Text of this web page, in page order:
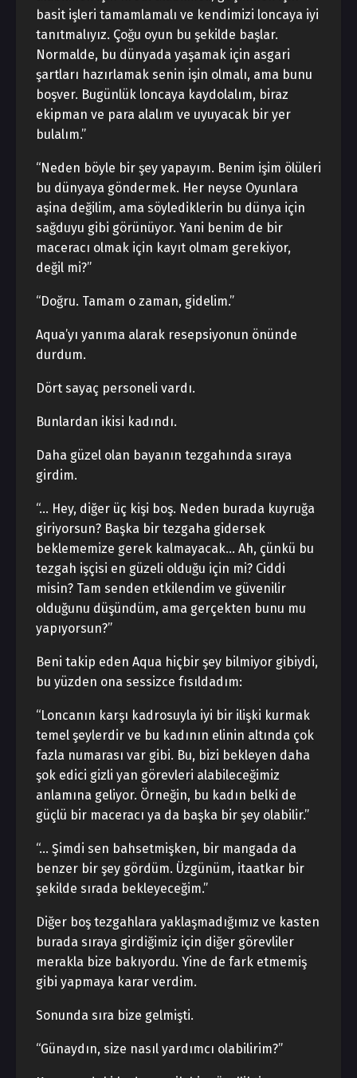
basit işleri tamamlamalı ve kendimizi loncaya iyi
tanıtmalıyız. Çoğu oyun bu şekilde başlar.
Normalde, bu dünyada yaşamak için asgari
şartları hazırlamak senin işin olmalı, ama bunu
boşver. Bugünlük loncaya kaydolalım, biraz
ekipman ve para alalım ve uyuyacak bir yer
bulalım.”
“Neden böyle bir şey yapayım. Benim işim ölüleri
bu dünyaya göndermek. Her neyse Oyunlara
aşina değilim, ama söylediklerin bu dünya için
sağduyu gibi görünüyor. Yani benim de bir
maceracı olmak için kayıt olmam gerekiyor,
değil mi?”
“Doğru. Tamam o zaman, gidelim.”
Aqua’yı yanıma alarak resepsiyonun önünde
durdum.
Dört sayaç personeli vardı.
Bunlardan ikisi kadındı.
Daha güzel olan bayanın tezgahında sıraya
girdim.
“… Hey, diğer üç kişi boş. Neden burada kuyruğa
giriyorsun? Başka bir tezgaha gidersek
beklememize gerek kalmayacak… Ah, çünkü bu
tezgah işçisi en güzeli olduğu için mi? Ciddi
misin? Tam senden etkilendim ve güvenilir
olduğunu düşündüm, ama gerçekten bunu mu
yapıyorsun?”
Beni takip eden Aqua hiçbir şey bilmiyor gibiydi,
bu yüzden ona sessizce fısıldadım:
“Loncanın karşı kadrosuyla iyi bir ilişki kurmak
temel şeylerdir ve bu kadının elinin altında çok
fazla numarası var gibi. Bu, bizi bekleyen daha
şok edici gizli yan görevleri alabileceğimiz
anlamına geliyor. Örneğin, bu kadın belki de
güçlü bir maceracı ya da başka bir şey olabilir.”
“… Şimdi sen bahsetmişken, bir mangada da
benzer bir şey gördüm. Üzgünüm, itaatkar bir
şekilde sırada bekleyeceğim.”
Diğer boş tezgahlara yaklaşmadığımız ve kasten
burada sıraya girdiğimiz için diğer görevliler
merakla bize bakıyordu. Yine de fark etmemiş
gibi yapmaya karar verdim.
Sonunda sıra bize gelmişti.
“Günaydın, size nasıl yardımcı olabilirim?”